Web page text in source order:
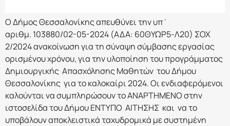
Ο Δήμος Θεσσαλονίκης απευθύνει την υπ΄
αριθμ. 103880/02-05-2024 (ΑΔΑ: 60ΘΥΩΡ5-Λ20) ΣΟΧ
2/2024 ανακοίνωση για τη σύναψη σύμβασης εργασίας
ορισμένου χρόνου, για την υλοποίηση του προγράμματος
Δημιουργικής Απασχόλησης Μαθητών του Δήμου
Θεσσαλονίκης για το καλοκαίρι 2024. Οι ενδιαφερόμενοι
καλούνται να συμπληρώσουν το ΑΝΑΡΤΗΜΕΝΟ στην
ιστοσελίδα του Δήμου ΕΝΤΥΠΟ ΑΙΤΗΣΗΣ και να το
υποβάλουν αποκλειστικά ταχυδρομικά με συστημένη